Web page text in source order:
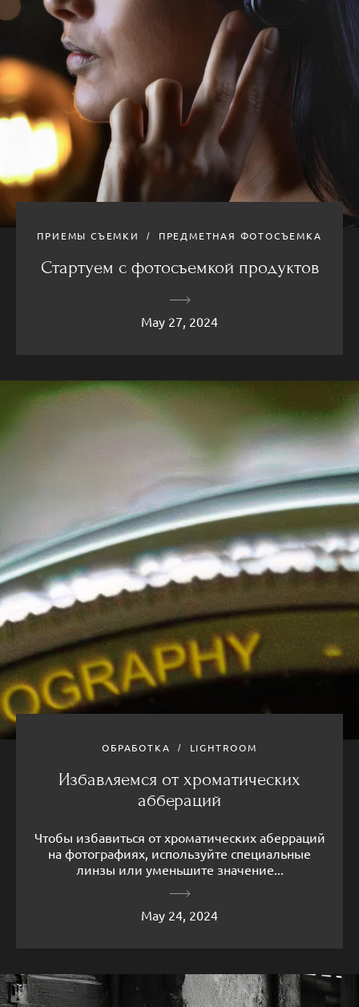
ПРИЕМЫ СЪЕМКИ ПРЕДМЕТНАЯ ФОТОСЪЕМКА
Стартуем с фотосъемкой продуктов
May 27, 2024
ОБРАБОТКА LIGHTROOM
Избавляемся от хроматических
аббераций
Чтобы избавиться от хроматических аберраций
на фотографиях, используйте специальные
линзы или уменьшите значение...
May 24, 2024